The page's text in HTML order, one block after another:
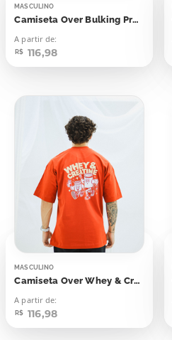
MASCULINO
Camiseta Over Bulking Pré Treino
A partir de:
R$ 116,98
MASCULINO
Camiseta Over Whey & Creatina
A partir de:
R$ 116,98